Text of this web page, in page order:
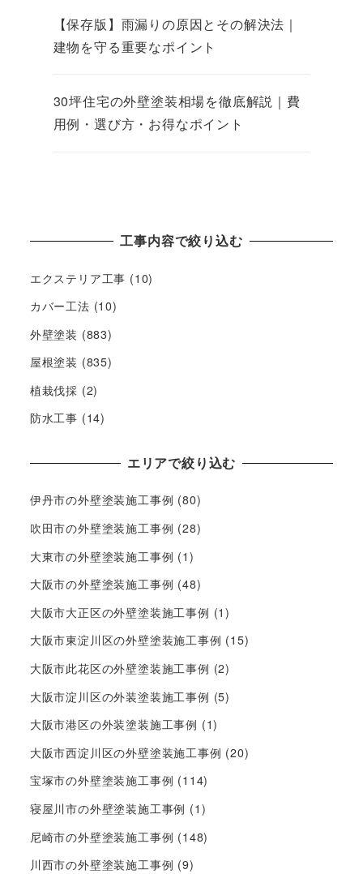
【保存版】雨漏りの原因とその解決法｜
建物を守る重要なポイント
30坪住宅の外壁塗装相場を徹底解説｜費
用例・選び方・お得なポイント
工事内容で絞り込む
エクステリア工事 (10)
カバー工法 (10)
外壁塗装 (883)
屋根塗装 (835)
植栽伐採 (2)
防水工事 (14)
エリアで絞り込む
伊丹市の外壁塗装施工事例 (80)
吹田市の外壁塗装施工事例 (28)
大東市の外壁塗装施工事例 (1)
大阪市の外壁塗装施工事例 (48)
大阪市大正区の外壁塗装施工事例 (1)
大阪市東淀川区の外壁塗装施工事例 (15)
大阪市此花区の外壁塗装施工事例 (2)
大阪市淀川区の外装塗装施工事例 (5)
大阪市港区の外装塗装施工事例 (1)
大阪市西淀川区の外壁塗装施工事例 (20)
宝塚市の外壁塗装施工事例 (114)
寝屋川市の外壁塗装施工事例 (1)
尼崎市の外壁塗装施工事例 (148)
川西市の外壁塗装施工事例 (9)